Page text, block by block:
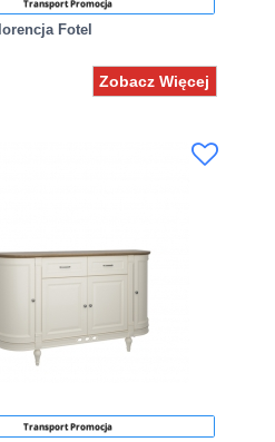
Transport Promocja
Fotel
Zobacz Więcej
Transport Promocja